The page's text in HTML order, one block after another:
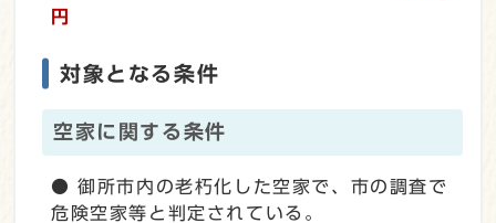
円
対象となる条件
空家に関する条件
● 御所市内の老朽化した空家で、市の調査で
危険空家等と判定されている。